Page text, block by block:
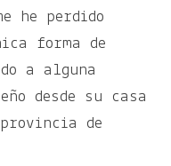
he perdido
forma de
a alguna
desde su casa
de